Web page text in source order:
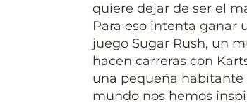
quiere dejar de ser el
Para eso intenta ganar
juego Sugar Rush, un
hacen carreras con
una pequeña habitante
mundo nos hemos